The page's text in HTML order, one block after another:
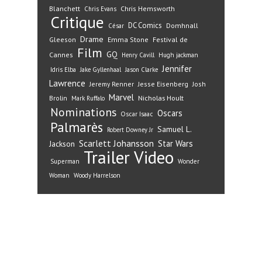
Blanchett Chris Evans Chris Hemsworth
Critique César DC Comics Domhnall
Gleeson Drame Emma Stone Festival de
Cannes
Film GQ Henry Cavill Hugh jackman
Idris Elba Jake Gyllenhaal Jason Clarke Jennifer
Lawrence Jeremy Renner Jesse Eisenberg Josh
Brolin
Mark Ruffalo Marvel Nicholas Hoult
Nominations Oscar Isaac Oscars
Palmarès Robert Downey Jr Samuel L.
Jackson Scarlett Johansson Star Wars
Superman TrailerVideo Wonder
Woman Woody Harrelson